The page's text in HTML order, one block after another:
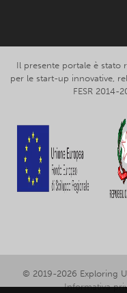
Il presente portale è stato
per le start-up innovative,
FESR 2014-
© 2019-2026 Exploring
Informativa